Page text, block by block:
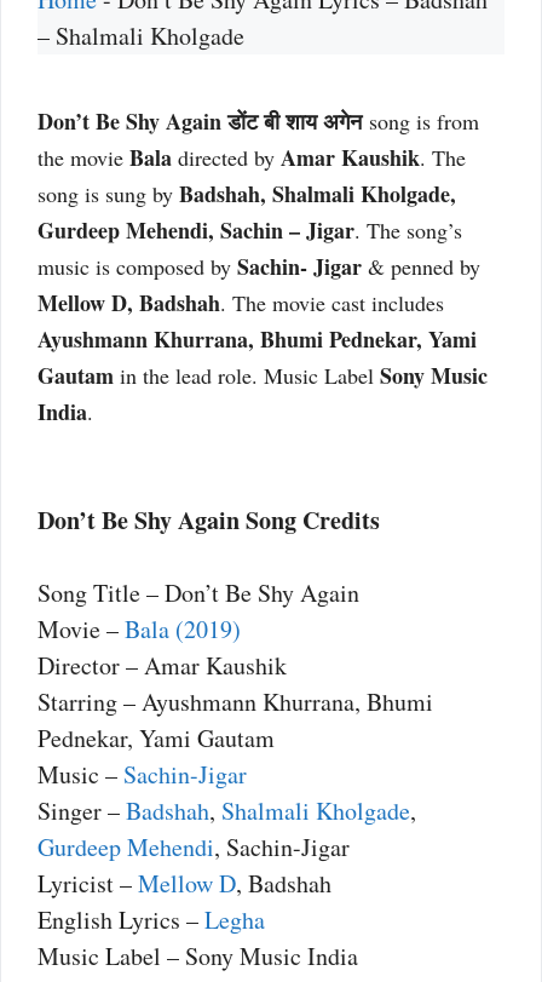
– Shalmali Kholgade
Don’t Be Shy Again डोंट बी शाय अगेन song is from
the movie Bala directed by Amar Kaushik. The
song is sung by Badshah, Shalmali Kholgade,
Gurdeep Mehendi, Sachin – Jigar. The song’s
music is composed by Sachin- Jigar & penned by
Mellow D, Badshah. The movie cast includes
Ayushmann Khurrana, Bhumi Pednekar, Yami
Gautam in the lead role. Music Label Sony Music
India.
Don’t Be Shy Again Song Credits
Song Title – Don’t Be Shy Again
Movie –Bala (2019)
Director – Amar Kaushik
Starring – Ayushmann Khurrana, Bhumi
Pednekar, Yami Gautam
Music – Sachin-Jigar
Singer –Badshah, Shalmali Kholgade,
Gurdeep Mehendi, Sachin-Jigar
Lyricist –Mellow D, Badshah
English Lyrics –Legha
Music Label – Sony Music India